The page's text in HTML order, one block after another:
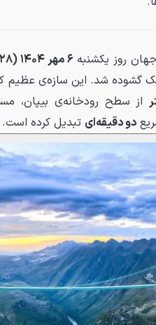
روز یکشنبه ۶ مهر ۱۴۰۴ (۲۸ سپتامبر ۲۰۲۵)
گشوده شد. این سازه‌ی عظیم
از سطح رودخانه‌ی بیپان،
دو دقیقه‌ای تبدیل کرده است.